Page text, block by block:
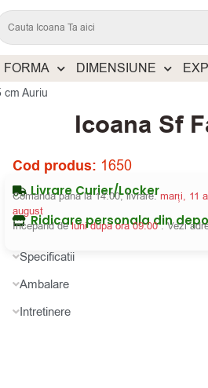
FORMA DIMENSIUNE
cm Auriu
Icoana Sf
Cod produs: 1650
Livrare Curier/Locker
Comanda pana la 14:00, livrare:marți, 11
august
Ridicare personala din
Incepand deluni dupa ora 09:00. Vezi
Specificatii
Ambalare
Intretinere